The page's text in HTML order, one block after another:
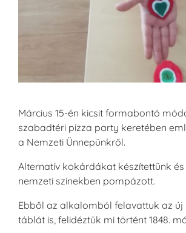
Március 15-én kicsit formabontó
szabadtéri pizza party keretében
a Nemzeti Ünnepünkről.
Alternatív kokárdákat készítettünk és
nemzeti színekben pompázott.
Ebből az alkalomból felavattuk az új
táblát is, felidéztük mi történt 1848.